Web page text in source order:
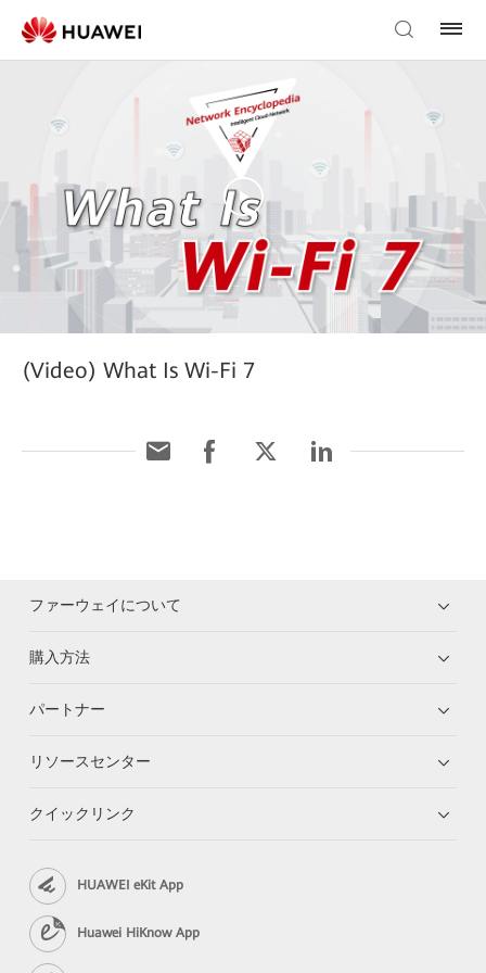
(Video) What Is Wi-Fi 7
ファーウェイについて
購入方法
パートナー
リソースセンター
クイックリンク
HUAWEI eKit App
Huawei HiKnow App